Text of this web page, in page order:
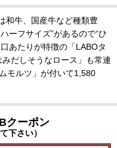
和牛、国産牛など種類豊
ーフサイズ”があるので“ひ
あたりが特徴の「LABOタ
だしそうなロース」も常連
モルツ」が付いて1,580
クーポン
下さい）